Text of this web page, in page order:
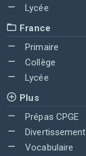
Lycée
France
Primaire
Collège
Lycée
Plus
Prépas CPGE
Divertissement
Vocabulaire